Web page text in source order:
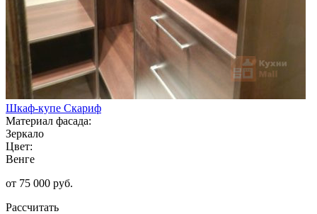
Шкаф-купе Скариф
Материал фасада:
Зеркало
Цвет:
Венге
от 75 000 руб.
Рассчитать